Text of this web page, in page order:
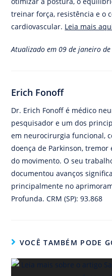
treinar força, resistência e o
cardiovascular. Leia mais
Atualizado em 09 de janeiro de
Erich Fonoff
Dr. Erich Fonoff é médico
pesquisador e um dos
em neurocirurgia funcional,
doença de Parkinson,
do movimento. O seu
documentou avanços
principalmente no
Profunda. CRM (SP): 93.868
VOCÊ TAMBÉM PODE